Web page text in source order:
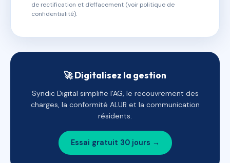
de rectification et d'effacement (voir politique de
confidentialité).
🚀 Digitalisez la gestion
Syndic Digital simplifie l'AG, le recouvrement des
charges, la conformité ALUR et la communication
résidents.
Essai gratuit 30 jours →